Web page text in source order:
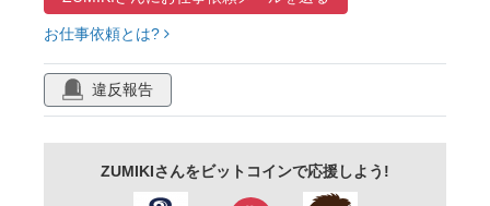
ウェディングボード
キラキラ 風船
バラ 鉢植え
マグカップ ボトル シャンパン グラス
乾杯 鍵
お仕事依頼とは?
違反報告
ZUMIKIさんをビットコインで応援しよう!